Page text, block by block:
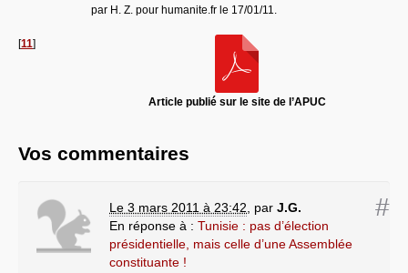
par H. Z. pour humanite.fr le 17/01/11.
[11]
Article publié sur le site de l’APUC
Vos commentaires
#
Le 3 mars 2011 à 23:42 par J.G.
En réponse à : Tunisie : pas d’élection
présidentielle, mais celle d’une Assemblée
constituante !